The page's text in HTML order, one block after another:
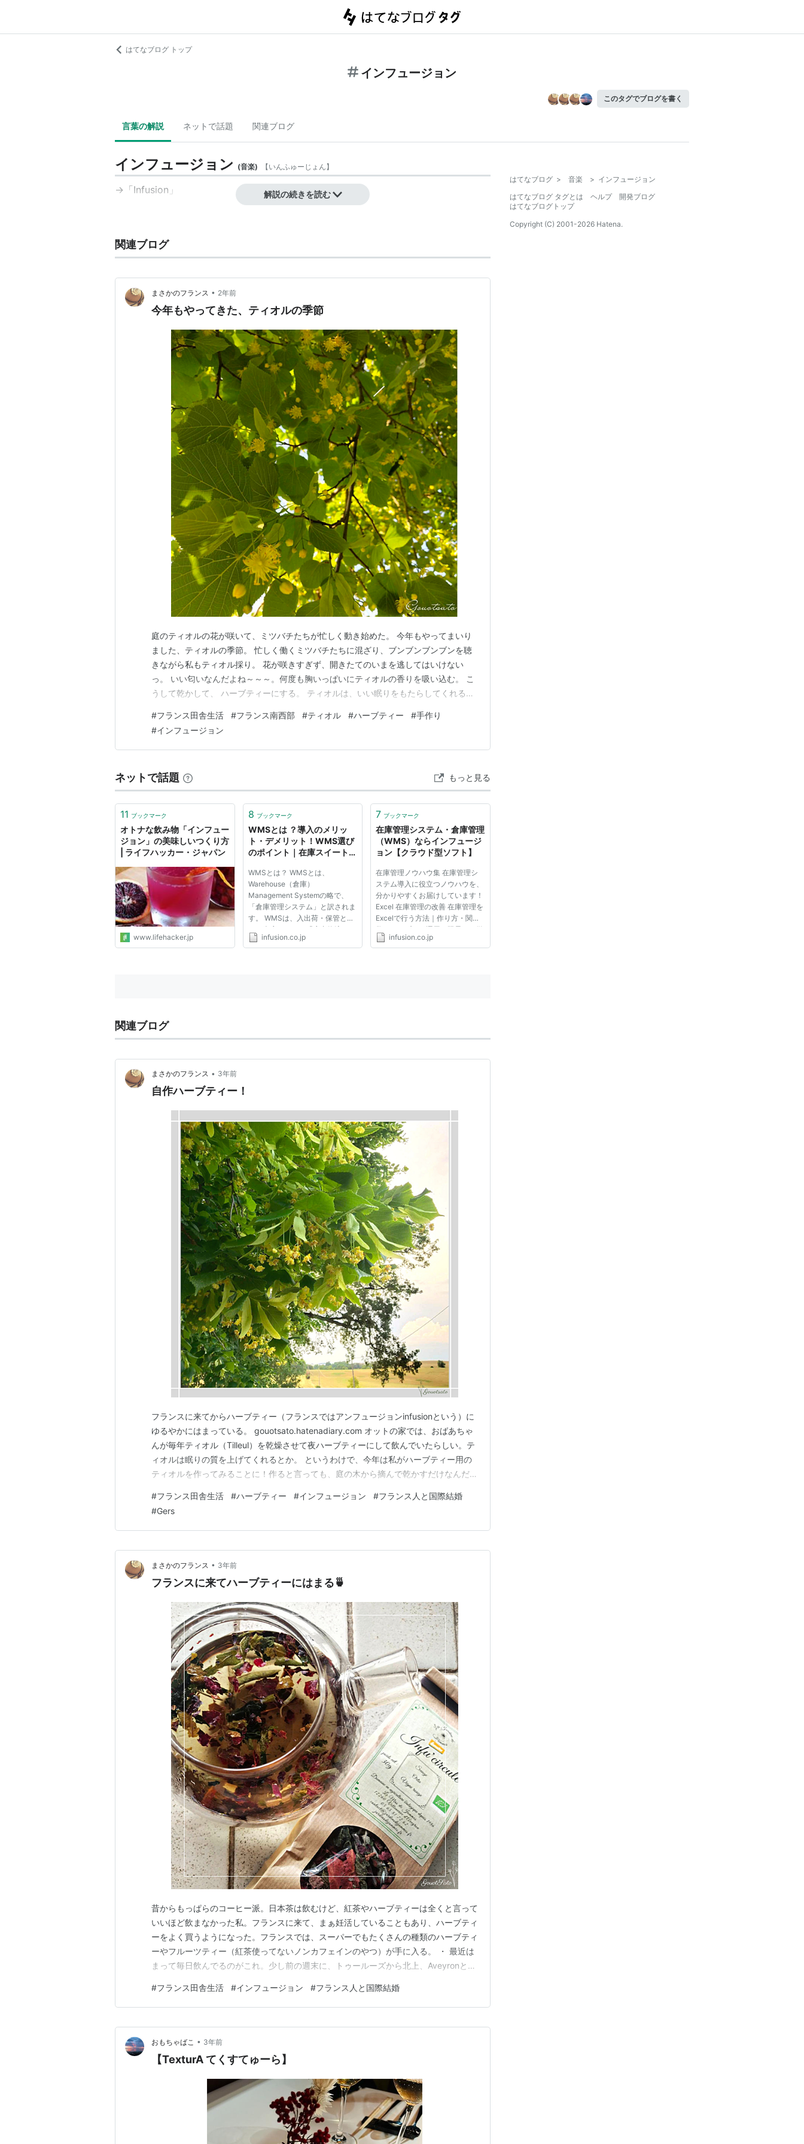
はてなブログ トップ
インフュージョン
このタグでブログを書く
言葉の解説 ネットで話題 関連ブログ
インフュージョン (音楽) 【いんふゅーじょん】
→「Infusion 」 解説の続きを読む
関連ブログ
まさかのフランス • 2年前
今年もやってきた、ティオルの季節
庭のティオルの花が咲いて、ミツバチたちが忙しく動き始めた。 今年もやってまいり
ました、ティオルの季節。 忙しく働くミツバチたちに混ざり、ブンブンブンブンを聴
きながら私もティオル採り。 花が咲きすぎず、開きたてのいまを逃してはいけない
っ。 いい匂いなんだよね～～～。何度も胸いっぱいにティオルの香りを吸い込む。 こ
うして乾かして、 ハーブティーにする。 ティオルは、いい眠りをもたらしてくれるん
んでいる。
#フランス田舎生活 #フランス南西部 #ティオル #ハーブティー #手作り
#インフュージョン
ネットで話題 もっと見る
11 ブックマーク
オトナな飲み物「インフュー
ジョン」の美味しいつくり方
| ライフハッカー・ジャパン
www.lifehacker.jp
8 ブックマーク
WMSとは ？導入のメリッ
ト・デメリット！WMS選び
のポイント｜在庫スイートク
ョン
WMSとは？ WMSとは、
Warehouse（倉庫）
Management Systemの略で、
「倉庫管理システム」と訳されま
す。 WMSは、入出荷・保管とい
った倉庫における「庫内物流」の
正確性とスピードアップを実現す
infusion.co.jp
7 ブックマーク
在庫管理システム・倉庫管理
（WMS）ならインフュージ
ョン【クラウド型ソフト】
在庫管理ノウハウ集 在庫管理シ
ステム導入に役立つノウハウを、
分かりやすくお届けしています！
Excel 在庫管理の改善 在庫管理を
Excelで行う方法｜作り方・関
数・テンプレ・運用・限界まで徹
底解説 在庫の見える化 在庫の見
infusion.co.jp
関連ブログ
まさかのフランス • 3年前
自作ハーブティー！
フランスに来てからハーブティー（フランスではアンフュージョンinfusionという）に
ゆるやかにはまっている。 gouotsato.hatenadiary.com オットの家では、おばあちゃ
んが毎年ティオル（Tilleul）を乾燥させて夜ハーブティーにして飲んでいたらしい。テ
ィオルは眠りの質を上げてくれるとか。 というわけで、今年は私がハーブティー用の
ティオルを作ってみることに！作ると言っても、庭の木から摘んで乾かすだけなんだけ
ら摘み作業。みつばしが忙しく働いてるなか、私も負けじとティオルを採る。 ・ それ
を1週間…
#フランス田舎生活 #ハーブティー #インフュージョン #フランス人と国際結婚
#Gers
まさかのフランス • 3年前
フランスに来てハーブティーにはまる🍵
昔からもっぱらのコーヒー派。日本茶は飲むけど、紅茶やハーブティーは全くと言って
いいほど飲まなかった私。フランスに来て、まぁ妊活していることもあり、ハーブティ
ーをよく買うようになった。フランスでは、スーパーでもたくさんの種類のハーブティ
ーやフルーツティー（紅茶使ってないノンカフェインのやつ）が手に入る。 ・ 最近は
まって毎日飲んでるのがこれ。少し前の週末に、トゥールーズから北上、Aveyronとい
ーブティー。体の循環をよくする効果があるとか。すごくきれいでウキウキするし、香
りや味も飲みやすくて◎。 というかオーナーはオ…
#フランス田舎生活 #インフュージョン #フランス人と国際結婚
おもちゃばこ • 3年前
【TexturA てくすてゅーら】
はてなブログ > 音楽 > インフュージョン
はてなブログ タグとは
ヘルプ
開発ブログ
はてなブログトップ
Copyright (C) 2001-2026 Hatena.